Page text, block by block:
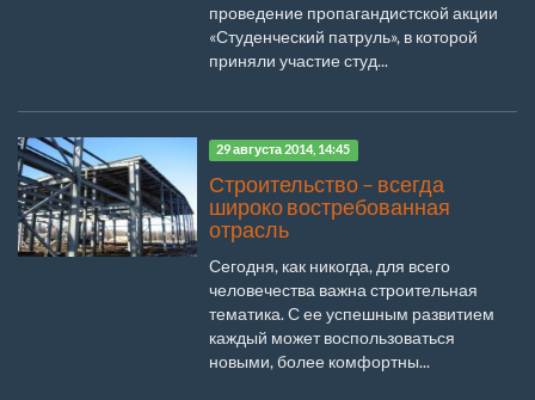
проведение пропагандистской акции
«Студенческий патруль», в которой
приняли участие студ...
29 августа 2014, 14:45
Строительство – всегда
широко востребованная
отрасль
Сегодня, как никогда, для всего
человечества важна строительная
тематика. С ее успешным развитием
каждый может воспользоваться
новыми, более комфортны...